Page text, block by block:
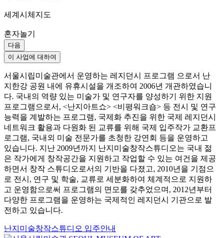
세계시체지도
혼자놀기
다음
이 사업에 대하여
서울시립미술관에서 운영하는 레지던시 프로그램 으로서 난
지한강 공원 내에 유휴시설을 개조하여 2006년 개관하였습니
다. 국내의 역량 있는 미술가 및 연구자를 양성하기 위한 지원
프로그램으로서, <난지아트쇼> <비평워크숍> 등 전시 및 연구
능력을 계발하는 프로그램, 국제화 추진을 위한 국제 레지던시
네트워크 활용과 다원화 된 교류를 위해 국제 입주작가 교환프
로그램, 국내외 미술 전문가를 초청한 강연회 등을 운영하고
있습니다. 지난 2009년까지 난지미술창작스튜디오는 국내 젊
은 작가에게 창작공간을 지원하고 작업할 수 있는 여건을 제공
하면서 창작 스튜디오로서의 기반을 다졌고, 2010년을 기점으
로 전시, 연구 및 학술, 교류로 세분화하여 체계적으로 지원하
고 운영함으로써 프로그램의 면모를 갖추었으며, 2012년부터
다양한 프로그램을 운영하는 국제적인 레지던시 기관으로 발
전하고 있습니다.
난지미술창작스튜디오 입주안내